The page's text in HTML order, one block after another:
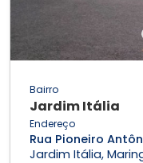
Bairro
Jardim Itália
Endereço
Rua Pioneiro
Jardim Itália,